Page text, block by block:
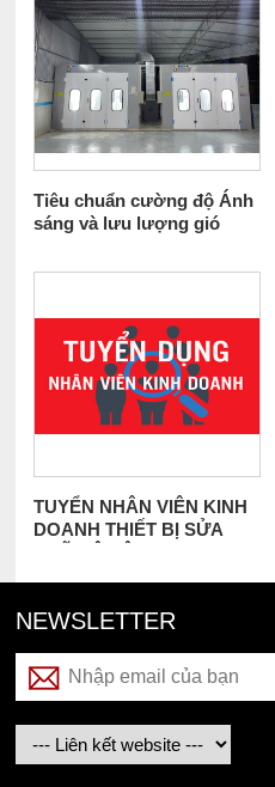
Tiêu chuẩn cường độ Ánh
sáng và lưu lượng gió
TUYỂN NHÂN VIÊN KINH
DOANH THIẾT BỊ SỬA
NEWSLETTER